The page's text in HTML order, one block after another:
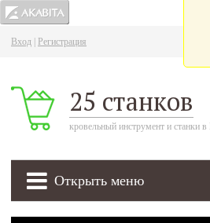
Вход Регистрация
25 станков
кровельный инструмент и станки в
Открыть меню